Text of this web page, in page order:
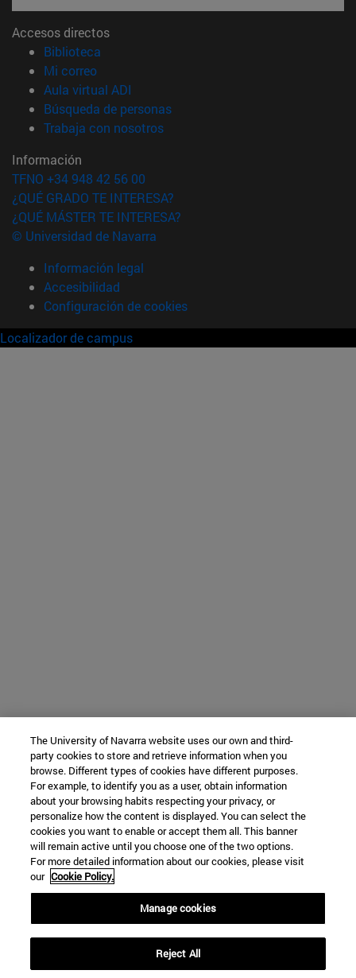
Accesos directos
Biblioteca
Mi correo(abre en nueva ventana)
Aula virtual ADI
Búsqueda de personas(abre en nueva ventana)
Trabaja con nosotros(abre en nueva ventana)
Información
TFNO +34 948 42 56 00
¿QUÉ GRADO TE INTERESA?
¿QUÉ MÁSTER TE INTERESA?
© Universidad de Navarra
Información legal
Accesibilidad
Configuración de cookies
Localizador de campus
The University of Navarra website uses our own and third-
party cookies to store and retrieve information when you
browse. Different types of cookies have different purposes.
For example, to identify you as a user, obtain information
about your browsing habits respecting your privacy, or
personalize how the content is displayed. You can select the
cookies you want to enable or accept them all. This banner
will remain active until you choose one of the two options.
For more detailed information about our cookies, please visit
our Cookie Policy.
Manage cookies
Reject All